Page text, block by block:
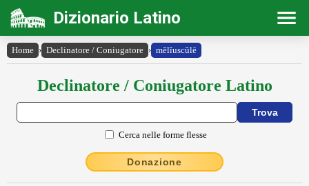
Dizionario Latino
Home › Declinatore / Coniugatore › mĕlĭuscŭlē
Declinatore / Coniugatore Latino
Cerca nelle forme flesse
Donazione